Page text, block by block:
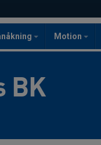
Motion
BK